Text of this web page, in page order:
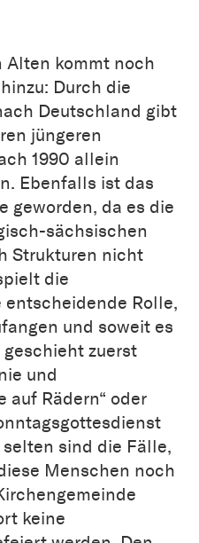
Alten kommt noch
Durch die
Deutschland gibt
jüngeren
1990 allein
Ebenfalls ist das
geworden, da es die
sächsischen
Strukturen nicht
die
entscheidende Rolle,
und soweit es
geschieht zuerst
und
auf Rädern“ oder
sind die Fälle,
Menschen noch
keine